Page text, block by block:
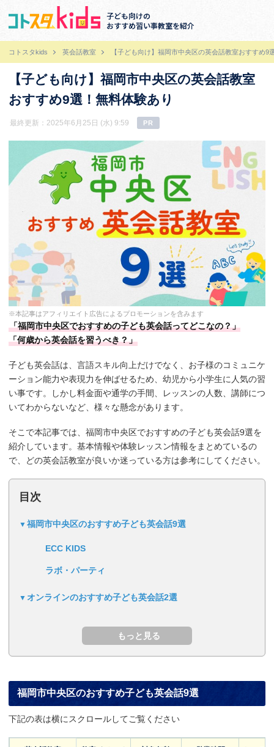
子ども向けの
おすすめ習い事教室を紹介
コトスタkids 英会話教室 【子ども向け】福岡市中央区の英会話教室おすすめ9
【子ども向け】福岡市中央区の英会話教室
おすすめ9選！無料体験あり
最終更新：2025年6月25日 (水) 9:59 PR
※本記事はアフィリエイト広告によるプロモーションを含みます
「福岡市中央区でおすすめの子ども英会話ってどこなの？」
「何歳から英会話を習うべき？」
子ども英会話は、言語スキル向上だけでなく、お子様のコミュニケ
ーション能力や表現力を伸ばせるため、幼児から小学生に人気の習
い事です。しかし料金面や通学の手間、レッスンの人数、講師につ
いてわからないなど、様々な懸念があります。
そこで本記事では、福岡市中央区でおすすめの子ども英会話9選を
紹介しています。基本情報や体験レッスン情報をまとめているの
で、どの英会話教室が良いか迷っている方は参考にしてください。
目次
福岡市中央区のおすすめ子ども英会話9選
ECC KIDS
ラボ・パーティ
オンラインのおすすめ子ども英会話2選
福岡市中央区のおすすめ子ども英会話9選
下記の表は横にスクロールしてご覧ください